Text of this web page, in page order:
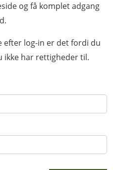
og få komplet adgang
efter log-in er det fordi du
ikke har rettigheder til.